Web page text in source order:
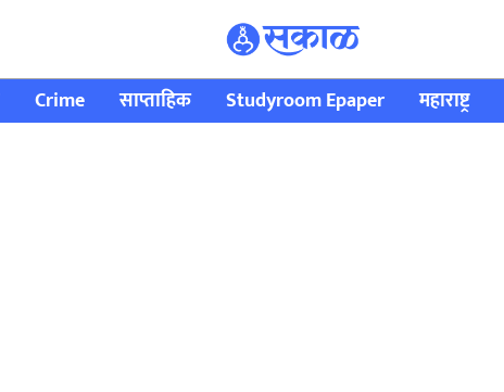
Crime साप्ताहिक Studyroom Epaper महाराष्ट्र